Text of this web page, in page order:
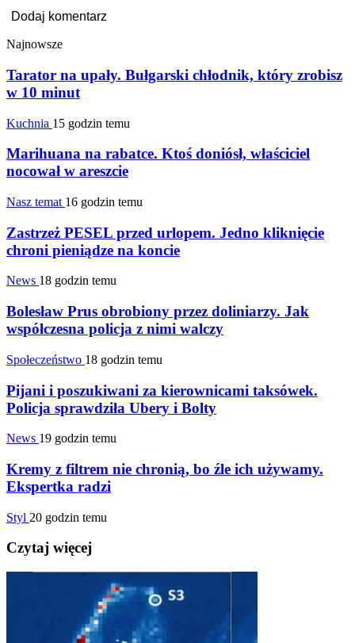
Najnowsze
Tarator na upały. Bułgarski chłodnik, który zrobisz
w 10 minut
Kuchnia 15 godzin temu
Marihuana na rabatce. Ktoś doniósł, właściciel
nocował w areszcie
Nasz temat 16 godzin temu
Zastrzeż PESEL przed urlopem. Jedno kliknięcie
chroni pieniądze na koncie
News 18 godzin temu
Bolesław Prus obrobiony przez doliniarzy. Jak
współczesna policja z nimi walczy
Społeczeństwo 18 godzin temu
Pijani i poszukiwani za kierownicami taksówek.
Policja sprawdziła Ubery i Bolty
News 19 godzin temu
Kremy z filtrem nie chronią, bo źle ich używamy.
Ekspertka radzi
Styl 20 godzin temu
Czytaj więcej